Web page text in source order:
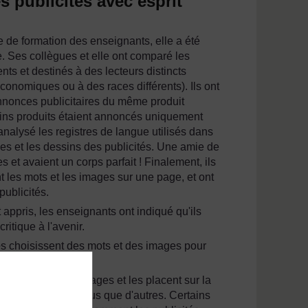
de formation des enseignants, elle a été
Ses collègues et elle ont comparé les
et destinés à des lecteurs distincts
ou à des races différents). Ils ont
publicitaires du même produit
produits étaient annoncés uniquement
les registres de langue utilisés dans
et les dessins des publicités. Une amie de
et avaient un corps parfait ! Finalement, ils
mots et les images sur une page, et ont
appris, les enseignants ont indiqué qu'ils
à l'avenir.
choisissent des mots et des images pour
de mots et d'images et les placent sur la
images plus que d'autres. Certains